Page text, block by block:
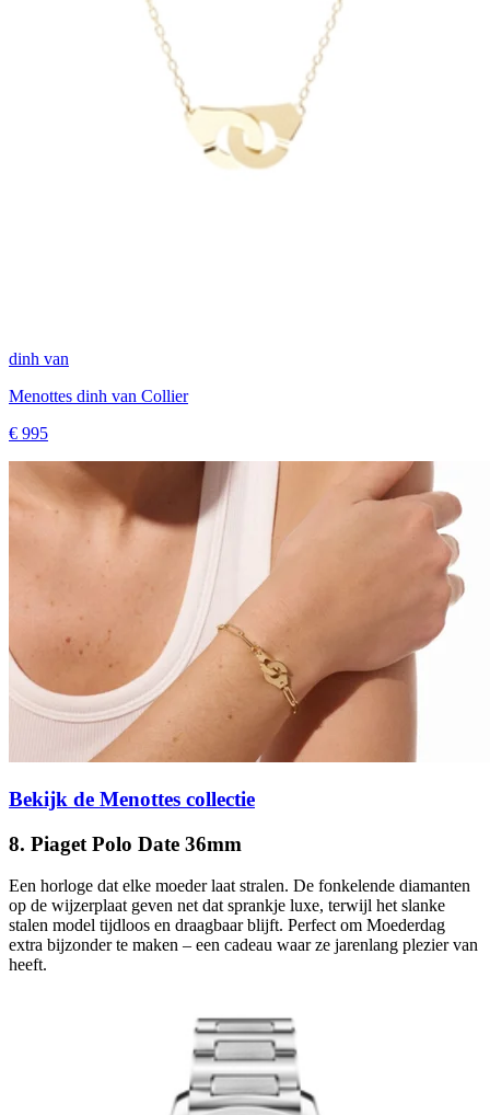
dinh van
Menottes dinh van Collier
€ 995
Bekijk de Menottes collectie
8. Piaget Polo Date 36mm
Een horloge dat elke moeder laat stralen. De fonkelende diamanten
op de wijzerplaat geven net dat sprankje luxe, terwijl het slanke
stalen model tijdloos en draagbaar blijft. Perfect om Moederdag
extra bijzonder te maken – een cadeau waar ze jarenlang plezier van
heeft.